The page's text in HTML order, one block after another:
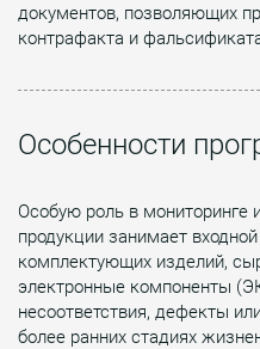
документов, позволяющих
контрафакта и
Особенности
Особую роль в мониторинге
продукции занимает
комплектующих изделий,
электронные компоненты
несоответствия, дефекты
более ранних стадиях